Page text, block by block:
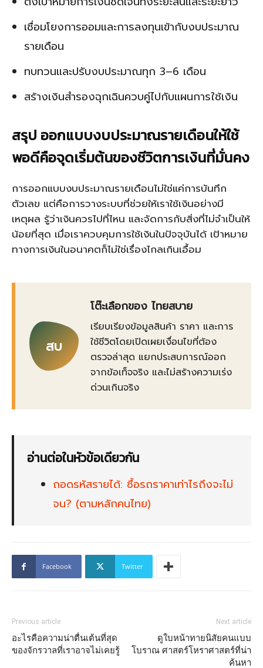
เชื่อมโยงการออมและการลงทุนเข้ากับงบประมาณ
รายเดือน
ทบทวนและปรับงบประมาณทุก 3–6 เดือน
สร้างเงินสำรองฉุกเฉินควบคู่ไปกับแผนการใช้เงิน
สรุป ออกแบบงบประมาณรายเดือนให้ใช้
พอดีคือจุดเริ่มต้นของชีวิตการเงินที่มั่นคง
การออกแบบงบประมาณรายเดือนไม่ใช่แค่การบันทึก
ตัวเลข แต่คือการวางระบบที่ช่วยให้เราใช้เงินอย่างมี
เหตุผล รู้ว่าเงินควรไปที่ไหน และจัดการกับสิ่งที่ไม่จำเป็นให้
น้อยที่สุด เมื่อเราควบคุมการใช้เงินในปัจจุบันได้ เป้าหมาย
ทางการเงินในอนาคตก็ไม่ใช่เรื่องไกลเกินเอื้อม
สบ
โต๊ะเลือกของ ไทยสบาย
เรียบเรียงข้อมูลสินค้า ราคา และการ
ใช้ชีวิตโดยเปิดเผยเงื่อนไขที่ต้อง
ตรวจล่าสุด แยกประสบการณ์ออก
จากข้อเท็จจริง และไม่สร้างความเร่ง
ด่วนเกินจริง
อ่านต่อในหัวข้อเดียวกัน
ถอดรหัสรายได้: ซื้อรถราคาเท่าไรถึงจะไม่
จน? (ตามหลักคนไทย)
Facebook Twitter
Previous article
อะไรคือความน่าตื่นเต้นที่สุด
ของจักรวาลที่เราอาจไม่เคยรู้
Next article
ดูใบหน้าทายนิสัยคนแบบ
โบราณ ศาสตร์โหราศาสตร์ที่น่า
ค้นหา